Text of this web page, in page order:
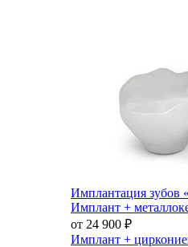
Имплантация зубов
Имплант +
от 24 900 ₽
Имплант +